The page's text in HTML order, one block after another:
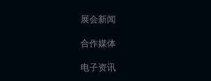
展会新闻
合作媒体
电子资讯